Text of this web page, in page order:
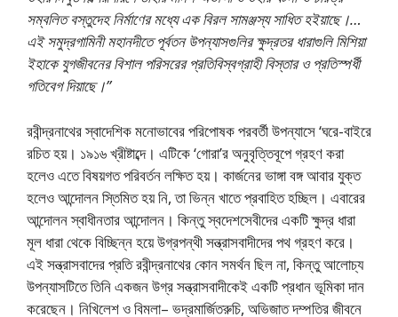
সম্বলিত বস্তুদেহ নির্মাণের মধ্যে এক বিরল সামঞ্জস্য সাধিত হইয়াছে।…
এই সমুদ্রগামিনী মহানদীতে পূর্বতন উপন্যাসগুলির ক্ষুদ্রতর ধারাগুলি মিশিয়া
ইহাকে যুগজীবনের বিশাল পরিসরের প্রতিবিস্বগ্রাহী বিস্তার ও প্রতিস্পর্ধী
গতিবেগ দিয়াছে।”
রবীন্দ্রনাথের স্বাদেশিক মনােভাবের পরিপোষক পরবর্তী উপন্যাসে ‘ঘরে-বাইরে
রচিত হয়। ১৯১৬ খ্রীষ্টাব্দে। এটিকে ‘গােরা’র অনুবৃত্তিবূপে গ্রহণ করা
হলেও এতে বিষয়গত পরিবর্তন লক্ষিত হয়। কার্জনের ভাঙ্গা বঙ্গ আবার যুক্ত
হলেও আন্দোলন স্তিমিত হয় নি, তা ভিন্ন খাতে প্রবাহিত হচ্ছিল। এবারের
আন্দোলন স্বাধীনতার আন্দোলন। কিন্তু স্বদেশসেবীদের একটি ক্ষুদ্র ধারা
মূল ধারা থেকে বিচ্ছিন্ন হয়ে উগ্রপন্থী সন্ত্রাসবাদীদের পথ গ্রহণ করে।
এই সন্ত্রাসবাদের প্রতি রবীন্দ্রনাথের কোন সমর্থন ছিল না, কিন্তু আলােচ্য
উপন্যাসটিতে তিনি একজন উগ্র সন্ত্রাসবাদীকেই একটি প্রধান ভূমিকা দান
করেছেন। নিখিলেশ ও বিমলা– ভদ্রমার্জিতরুচি, অভিজাত দম্পতির জীবনে